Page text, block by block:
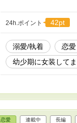
美青年に成長していて
れ、妹のルートに私が入
す！？ ＊＊＊ 執着・溺
24h.ポイント 42pt
溺愛/執着 恋愛
幼少期に女装して
恋愛 連載中 長編